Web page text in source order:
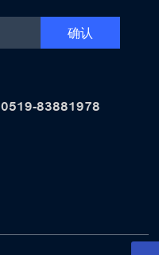
确认
0519-83881978